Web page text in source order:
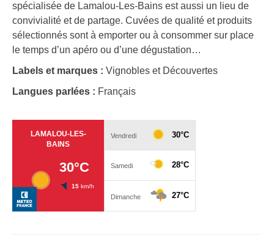
spécialisée de Lamalou-Les-Bains est aussi un lieu de
convivialité et de partage. Cuvées de qualité et produits
sélectionnés sont à emporter ou à consommer sur place
le temps d’un apéro ou d’une dégustation…
Labels et marques : Vignobles et Découvertes
Langues parlées : Français